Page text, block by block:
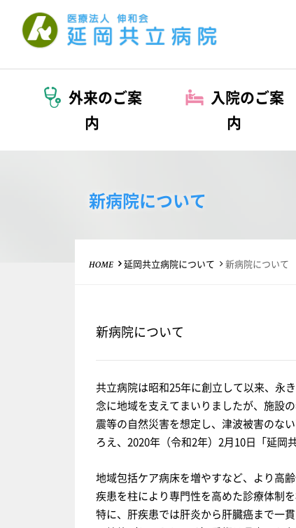
外来のご案
内
入院のご案
内
新病院について
HOME 延岡共立病院について 新病院について
新病院について
共立病院は昭和25年に創立して以来、永
念に地域を支えてまいりましたが、施設
震等の自然災害を想定し、津波被害のな
ろえ、2020年（令和2年）2月10日「延岡
地域包括ケア病床を増やすなど、より高
疾患を柱により専門性を高めた診療体制を
特に、肝疾患では肝炎から肝臓癌まで一